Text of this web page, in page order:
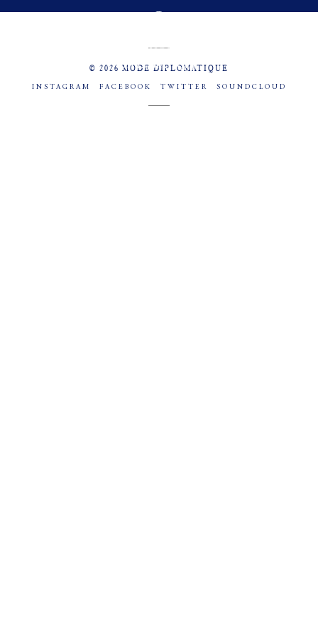
© 2026 MODE DIPLOMATIQUE
INSTAGRAM FACEBOOK TWITTER SOUNDCLOUD